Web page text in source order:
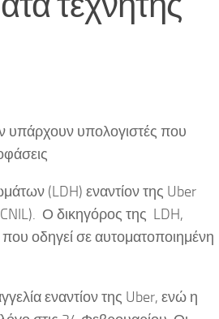
υπάρχουν υπολογιστές που
(LDH) εναντίον της Uber
Ο δικηγόρος της LDH,
οδηγεί σε αυτοματοποιημένη
εναντίον της Uber, ενώ η